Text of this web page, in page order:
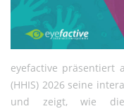
eyefactive präsentiert
(HHIS) 2026 seine
und zeigt, wie die